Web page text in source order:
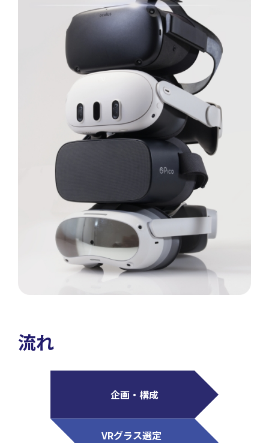
流れ
企画・構成
VRグラス選定